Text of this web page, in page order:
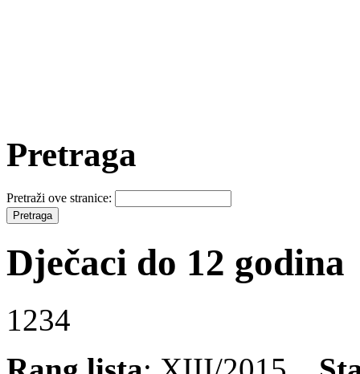
Pretraga
Pretraži ove stranice:
Dječaci do 12 godina
1234